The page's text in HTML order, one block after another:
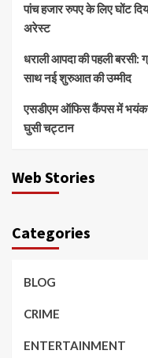
पांच हजार रुपए के लिए घोंट
अरेस्ट
धराली आपदा की पहली बरसी:
साथ नई शुरुआत की उम्मीद
एसडीएम ऑफिस कैंपस में
घुसी चट्टान
Web Stories
Categories
BLOG
CRIME
ENTERTAINMENT